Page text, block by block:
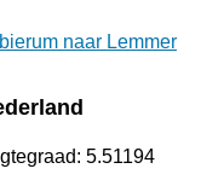
naar Lemmer
5.51194